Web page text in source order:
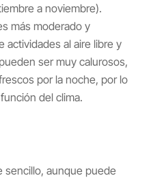
a noviembre).
más moderado y
actividades al aire libre y
ser muy calurosos,
por la noche, por lo
del clima.
sencillo, aunque puede